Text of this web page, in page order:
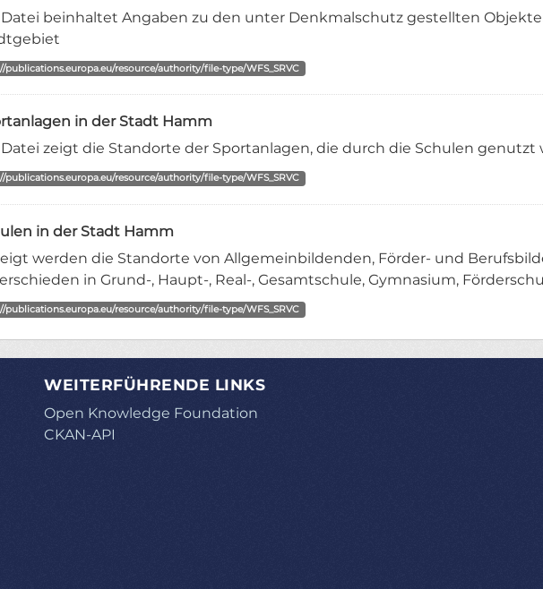
Datei beinhaltet Angaben zu den unter Denkmalschutz gestellten
publications.europa.eu/resource/authority/file-type/WFS_SRVC
in der Stadt Hamm
zeigt die Standorte der Sportanlagen, die durch die Schulen genutzt
publications.europa.eu/resource/authority/file-type/WFS_SRVC
in der Stadt Hamm
werden die Standorte von Allgemeinbildenden, Förder- und
in Grund-, Haupt-, Real-, Gesamtschule, Gymnasium,
publications.europa.eu/resource/authority/file-type/WFS_SRVC
WEITERFÜHRENDE LINKS
Open Knowledge Foundation
CKAN-API